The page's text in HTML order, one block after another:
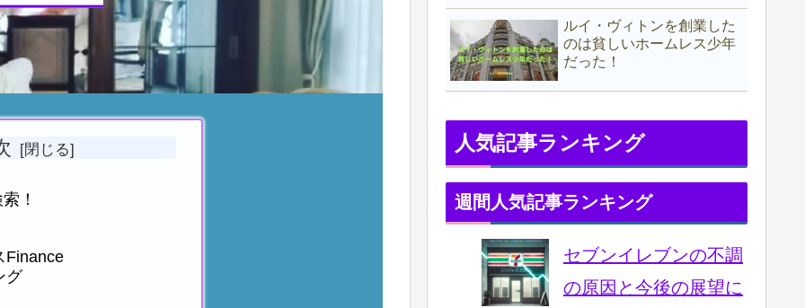
！
Finance
グ
ルイ・ヴィトンを創業した
のは貧しいホームレス少年
だった！
人気記事ランキング
週間人気記事ランキング
セブンイレブンの不調
の原因と今後の展望に